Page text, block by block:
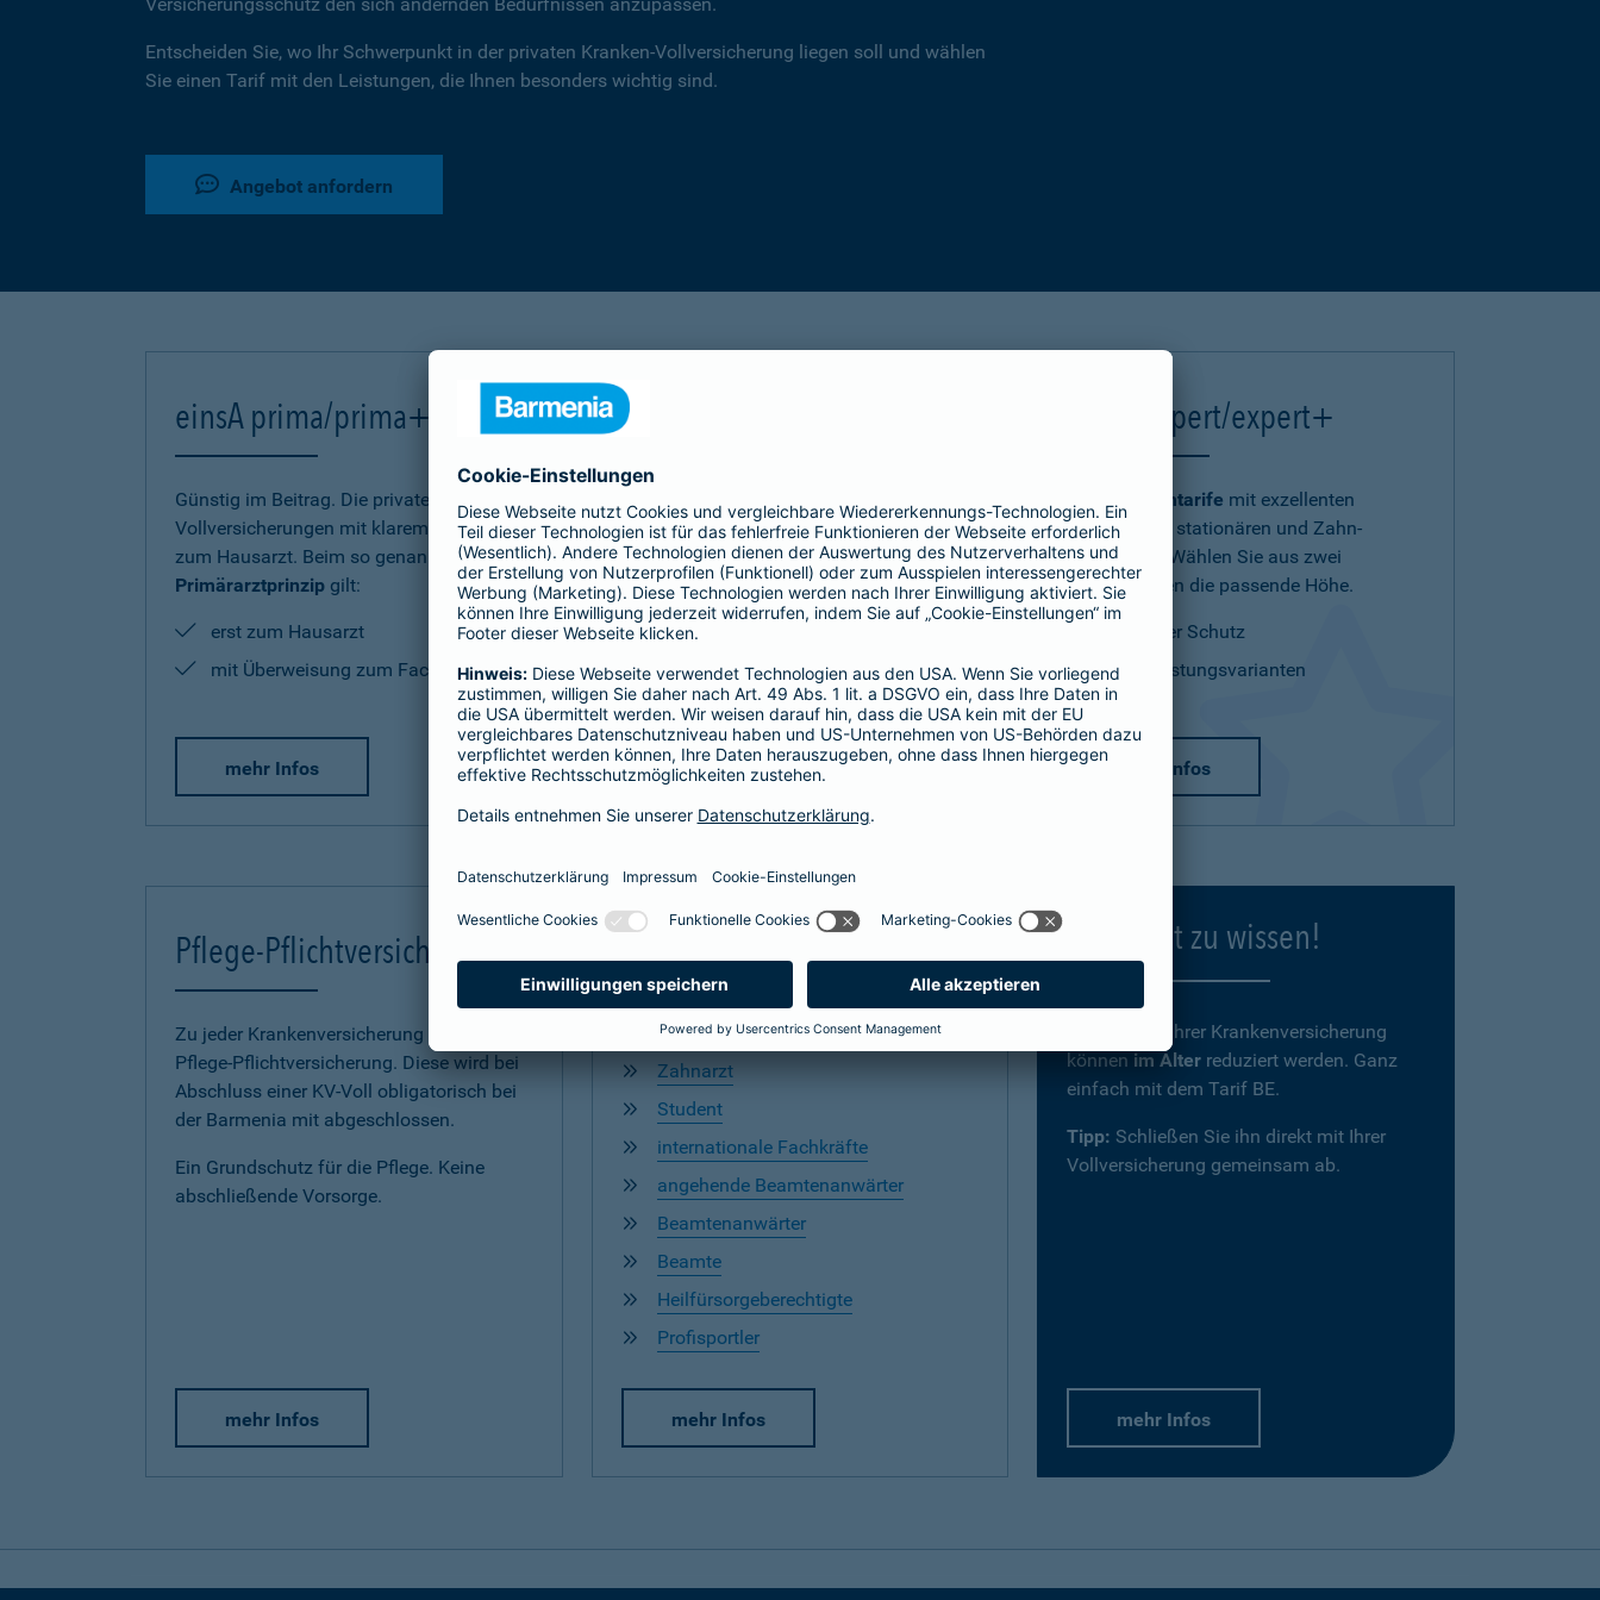
Entscheiden Sie, wo Ihr Schwerpunkt in der privaten Kranken-Vollversicherung liegen soll und wählen
Sie einen Tarif mit den Leistungen, die Ihnen besonders wichtig sind.
Angebot anfordern
einsA prima/prima+
Günstig im Beitrag. Die privaten Kranken-
Vollversicherungen mit klarem Bekenntnis
zum Hausarzt. Beim so genannten
Primärarztprinzip gilt:
erst zum Hausarzt
mit Überweisung zum Facharzt
mehr Infos
einsA primex
Hochwertiger Schutz mit Schwerpunkt auf
Leistungen in der ambulanten Versorgung.
Hier entscheiden Sie, ob Hausarzt oder
direkt zum Facharzt.
hochwertige ambulante Leistungen
Basisleistung im stationären Bereich
mehr Infos
einsA expert/expert+
Die Premiumtarife mit exzellenten
ambulanten, stationären und Zahn-
Leistungen. Wählen Sie aus zwei
Tarifvarianten die passende Höhe.
optimaler Schutz
zwei Leistungsvarianten
mehr Infos
Pflege-Pflichtversicherung
Zu jeder Krankenversicherung gehört eine
Pflege-Pflichtversicherung. Diese wird bei
Abschluss einer KV-Voll obligatorisch bei
der Barmenia mit abgeschlossen.
Ein Grundschutz für die Pflege. Keine
abschließende Vorsorge.
mehr Infos
Spezialtarife
Arzt
Zahnarzt
Student
internationale Fachkräfte
angehende Beamtenanwärter
Beamtenanwärter
Beamte
Heilfürsorgeberechtigte
Profisportler
mehr Infos
Gut zu wissen!
zu Ihrer Krankenversicherung
können im Alter reduziert werden. Ganz
einfach mit dem Tarif BE.
Tipp: Schließen Sie ihn direkt mit Ihrer
Vollversicherung gemeinsam ab.
mehr Infos